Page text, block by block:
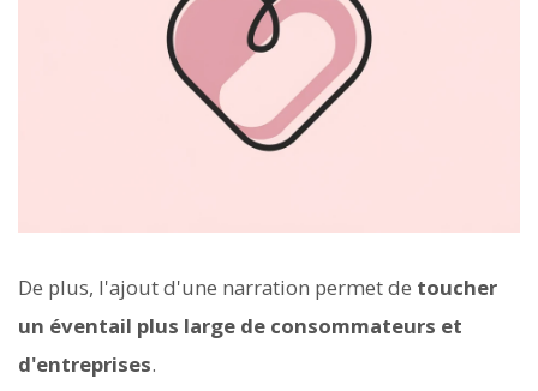
De plus, l'ajout d'une narration permet de toucher
un éventail plus large de consommateurs et
d'entreprises.